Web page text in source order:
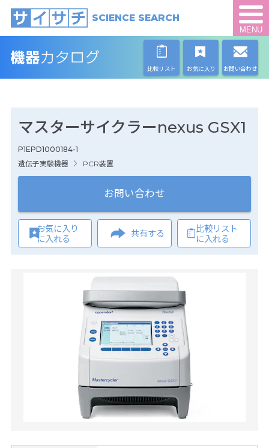
SCIENCE SEARCH
MENU
比較リスト お気に入り お問い合わせ
マスターサイクラーnexus GSX1
P1EPD1000184-1
遺伝子実験機器
PCR装置
お問い合わせ
お気に入り
に入れる
共有する
比較リスト
に入れる